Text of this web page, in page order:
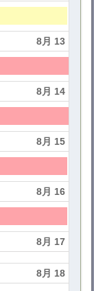
8月 13
8月 14
8月 15
8月 16
8月 17
8月 18